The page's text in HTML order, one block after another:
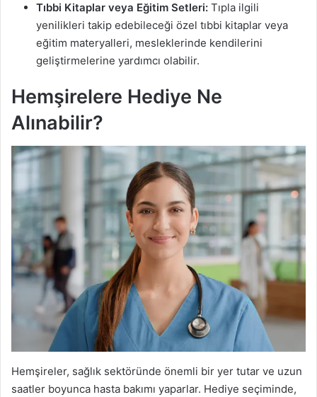
Tıbbi Kitaplar veya Eğitim Setleri: Tıpla ilgili
yenilikleri takip edebileceği özel tıbbi kitaplar veya
eğitim materyalleri, mesleklerinde kendilerini
geliştirmelerine yardımcı olabilir.
Hemşirelere Hediye Ne
Alınabilir?
Hemşireler, sağlık sektöründe önemli bir yer tutar ve uzun
saatler boyunca hasta bakımı yaparlar. Hediye seçiminde,